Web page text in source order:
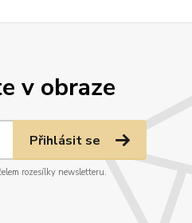
v obraze
Přihlásit se
rozesílky newsletteru.